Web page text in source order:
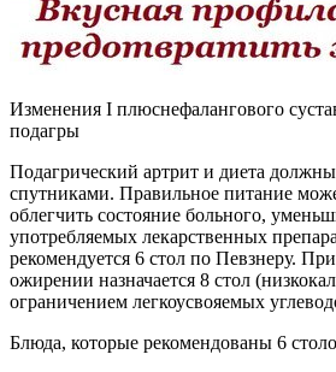
Изменения I плюснефалангового
подагры
Подагрический артрит и диета
спутниками. Правильное питание
облегчить состояние больного,
употребляемых лекарственных
рекомендуется 6 стол по Певзнеру.
ожирении назначается 8 стол
ограничением легкоусвояемых
Блюда, которые рекомендованы 6